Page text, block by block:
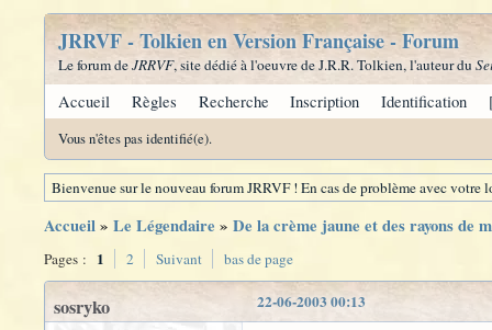
JRRVF - Tolkien en Version Française - Forum
Le forum deJRRVF, site dédié à l'oeuvre de J.R.R. Tolkien, l'auteur du
Accueil Règles Recherche Inscription Identification
Vous n'êtes pas identifié(e).
Bienvenue sur le nouveau forum JRRVF ! En cas de problème avec
Accueil» Le Légendaire » De la crème jaune et des rayons de
Pages : 1 2 Suivant bas de page
22-06-2003 00:13
sosryko